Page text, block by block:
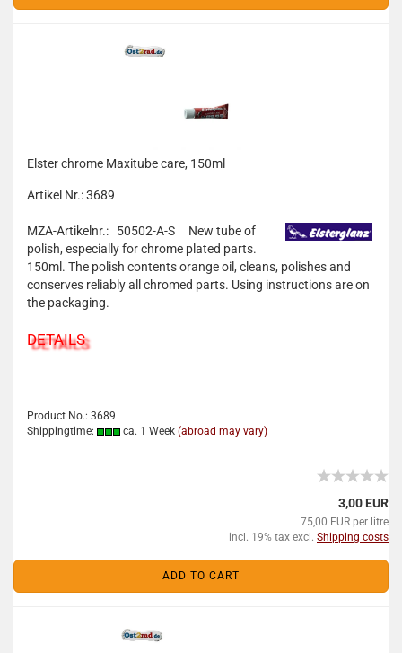
Elster chrome Maxitube care, 150ml
Artikel Nr.: 3689
MZA-Artikelnr.: 50502-A-S
New tube of
polish, especially for chrome plated parts.
150ml. The polish contents orange oil, cleans, polishes and
conserves reliably all chromed parts. Using instructions are on
the packaging.
DETAILS
Product No.: 3689
Shippingtime:
ca. 1 Week (abroad may vary)
3,00 EUR
75,00 EUR per litre
incl. 19% tax excl. Shipping costs
ADD TO CART